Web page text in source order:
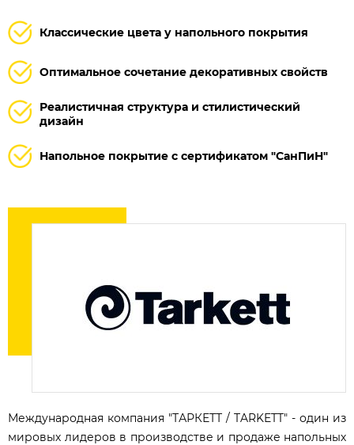
Классические цвета у напольного покрытия
Оптимальное сочетание декоративных свойств
Реалистичная структура и стилистический
дизайн
Напольное покрытие с сертификатом "СанПиН"
Международная компания "ТАРКЕТТ / TARKETT" - один из
мировых лидеров в производстве и продаже напольных